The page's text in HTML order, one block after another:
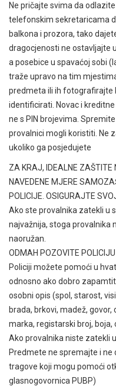
Ne pričajte svima da
telefonskim sekretaricama
balkona i prozora, tako
dragocjenosti ne ostavljajte
a posebice u spavaćoj sobi
traže upravo na tim
predmeta ili ih fotografirajte
identificirati. Novac i
ne s PIN brojevima.
provalnici mogli koristiti. Ne
ukoliko ga posjedujete
ZA KRAJ, IDEALNE ZAŠTITE
NAVEDENE MJERE
POLICIJE. OSIGURAJTE
Ako ste provalnika zatekli u
najvažnija, stoga provalnika
naoružan.
ODMAH POZOVITE
Policiji možete pomoći u
odnosno ako dobro
osobni opis (spol, starost,
brada, brkovi, madež,
marka, registarski broj, boja,
Ako provalnika niste zatekli
Predmete ne spremajte i ne
tragove koji mogu pomoći
glasnogovornica PUBP)